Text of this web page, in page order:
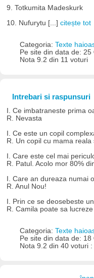
9. Totkumita Madeskurk
10. Nufurytu [...]citește tot
Categoria: Texte
Pe site din data de: 25
Nota 9.2 din 11 voturi
Intrebari si raspunsuri
I. Ce imbatraneste prima
R. Nevasta
I. Ce este un copil
R. Un copil cu mama reala
I. Care este cel mai
R. Patul. Acolo mor 80%
I. Care an dureaza numai
R. Anul Nou!
I. Prin ce se deosebeste
R. Camila poate sa
Categoria: Texte
Pe site din data de: 18
Nota 9.2 din 40 voturi :